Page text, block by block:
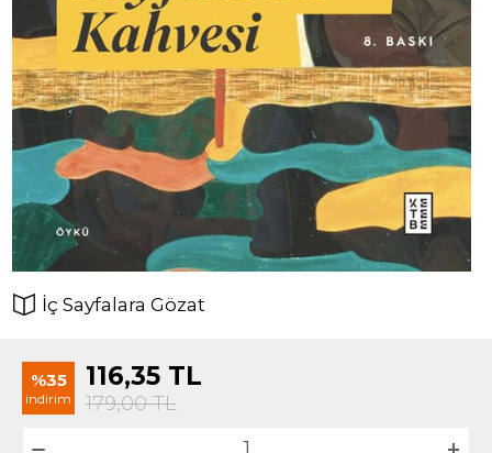
İç Sayfalara Gözat
%35
indirim
116,35 TL
179,00TL